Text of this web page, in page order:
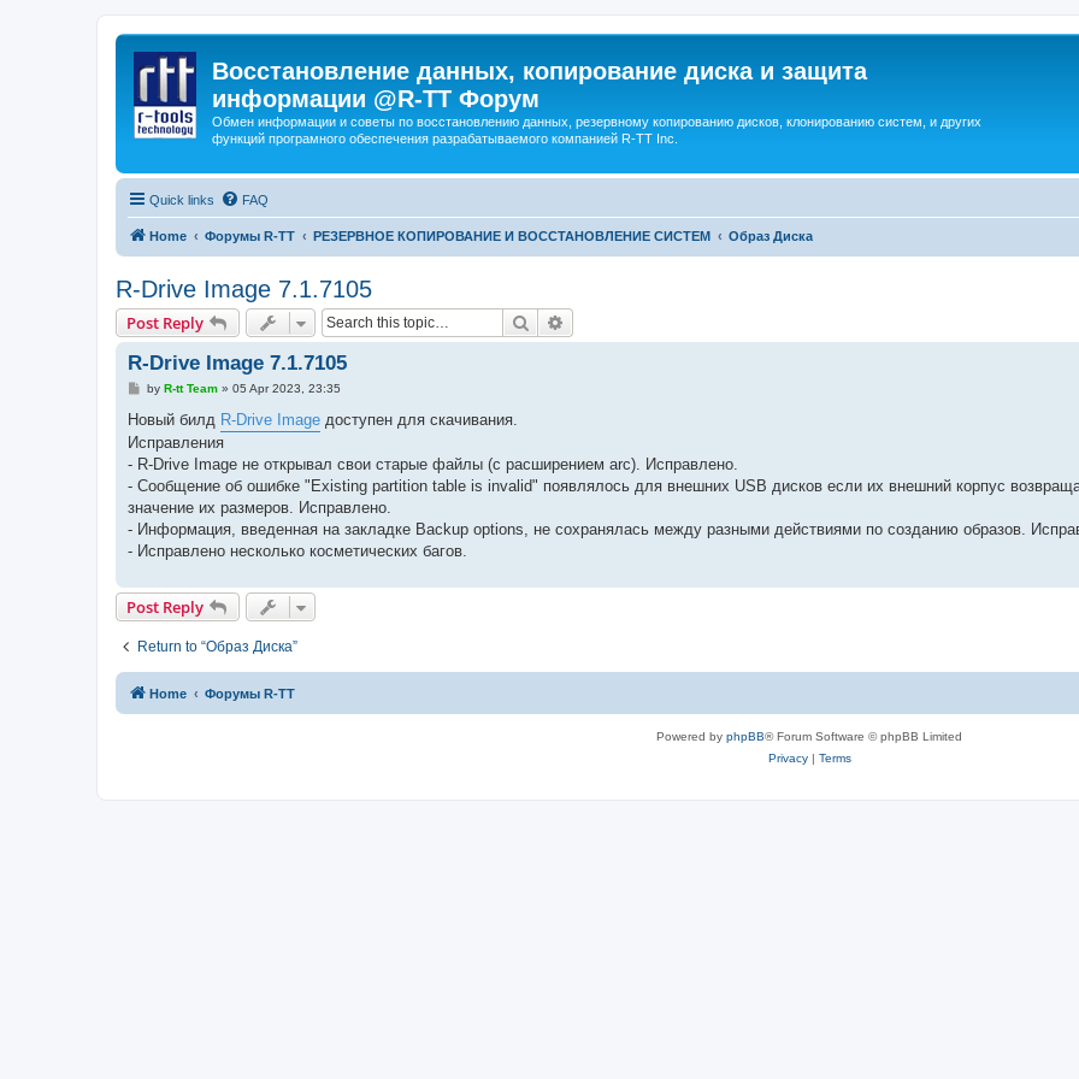
Восстановление данных, копирование диска и защита
информации @R-TT Форум
Обмен информации и советы по восстановлению данных, резервному копированию дисков, клонированию систем, и других
функций програмного обеспечения разрабатываемого компанией R-TT Inc.
Quick links FAQ
Home Форумы R-TT РЕЗЕРВНОЕ КОПИРОВАНИЕ И ВОССТАНОВЛЕНИЕ СИСТЕМ Образ Диска
R-Drive Image 7.1.7105
Post Reply Search
R-Drive Image 7.1.7105
P
s
by R-tt Team» 05 Apr 2023, 23:35
Новый билд R-Drive Image доступен для скачивания.
Исправления
- R-Drive Image не открывал свои старые файлы (с расширением arc). Исправлено.
- Сообщение об ошибке "Existing partition table is invalid" появлялось для внешних USB дисков если их внешний корпус
значение их размеров. Исправлено.
- Информация, введенная на закладке Backup options, не сохранялась между разными действиями по созданию образов.
- Исправлено несколько косметических багов.
Post Reply
Return to “Образ Диска”
Home Форумы R-TT
Powered by phpBB® Forum Software © phpBB Limited
Privacy| Terms